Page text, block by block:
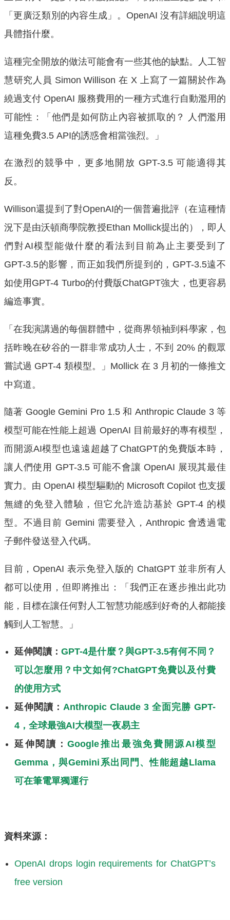
「更廣泛類別的內容生成」。OpenAI 沒有詳細說明這
具體指什麼。
這種完全開放的做法可能會有一些其他的缺點。人工智
慧研究人員 Simon Willison 在 X 上寫了一篇關於作為
繞過支付 OpenAI 服務費用的一種方式進行自動濫用的
可能性：「他們是如何防止內容被抓取的？ 人們濫用
這種免費3.5 API的誘惑會相當強烈。」
在激烈的競爭中，更多地開放 GPT-3.5 可能適得其
反。
Willison還提到了對OpenAI的一個普遍批評（在這種情
況下是由沃頓商學院教授Ethan Mollick提出的），即人
們對AI模型能做什麼的看法到目前為止主要受到了
GPT-3.5的影響，而正如我們所提到的，GPT-3.5遠不
如使用GPT-4 Turbo的付費版ChatGPT強大，也更容易
編造事實。
「在我演講過的每個群體中，從商界領袖到科學家，包
括昨晚在矽谷的一群非常成功人士，不到 20% 的觀眾
嘗試過 GPT-4 類模型。」Mollick 在 3 月初的一條推文
中寫道。
隨著 Google Gemini Pro 1.5 和 Anthropic Claude 3 等
模型可能在性能上超過 OpenAI 目前最好的專有模型，
而開源AI模型也遠遠超越了ChatGPT的免費版本時，
讓人們使用 GPT-3.5 可能不會讓 OpenAI 展現其最佳
實力。由 OpenAI 模型驅動的 Microsoft Copilot 也支援
無縫的免登入體驗，但它允許造訪基於 GPT-4 的模
型。不過目前 Gemini 需要登入，Anthropic 會透過電
子郵件發送登入代碼。
目前，OpenAI 表示免登入版的 ChatGPT 並非所有人
都可以使用，但即將推出：「我們正在逐步推出此功
能，目標在讓任何對人工智慧功能感到好奇的人都能接
觸到人工智慧。」
延伸閱讀： GPT-4是什麼？與GPT-3.5有何不同？
可以怎麼用？中文如何?ChatGPT免費以及付費
的使用方式
延伸閱讀： Anthropic Claude 3 全面完勝 GPT-
4，全球最強AI大模型一夜易主
延伸閱讀：Google推出最強免費開源AI模型
Gemma，與Gemini系出同門、性能超越Llama
可在筆電單獨運行
資料來源：
OpenAI drops login requirements for ChatGPT’s
free version